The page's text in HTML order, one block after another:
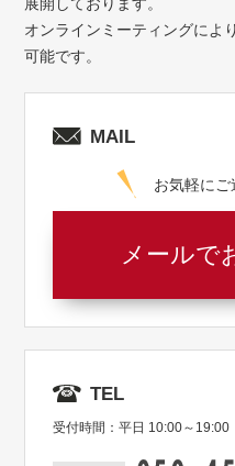
オンラインミーティングによ
可能です。
MAIL
お気軽にご
メールで
TEL
受付時間：平日 10:00～19:00